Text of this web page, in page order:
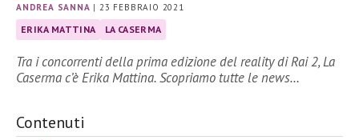
ANDREA SANNA |23 FEBBRAIO 2021
ERIKA MATTINA LA CASERMA
Tra i concorrenti della prima edizione del reality di Rai 2, La
Caserma c’è Erika Mattina. Scopriamo tutte le news…
Contenuti